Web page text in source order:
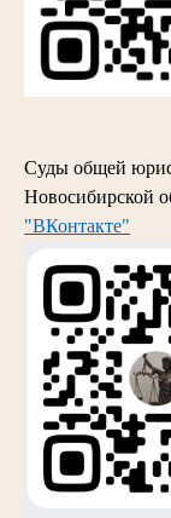
Суды общей
Новосибирской
"ВКонтакте"